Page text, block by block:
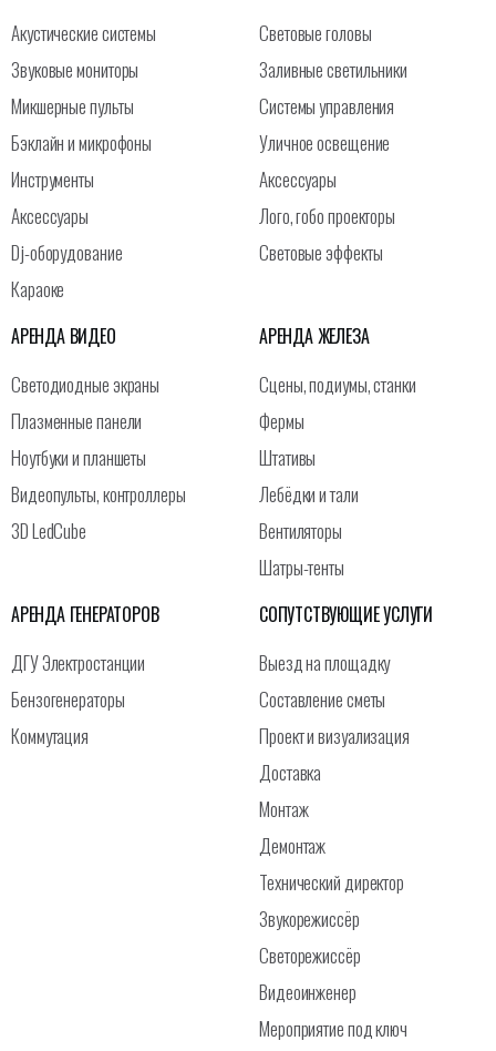
Акустические системы
Звуковые мониторы
Микшерные пульты
Бэклайн и микрофоны
Инструменты
Аксессуары
Dj-оборудование
Караоке
Световые головы
Заливные светильники
Системы управления
Уличное освещение
Аксессуары
Лого, гобо проекторы
Световые эффекты
АРЕНДА ВИДЕО
Светодиодные экраны
Плазменные панели
Ноутбуки и планшеты
Видеопульты, контроллеры
3D LedCube
АРЕНДА ЖЕЛЕЗА
Сцены, подиумы, станки
Фермы
Штативы
Лебёдки и тали
Вентиляторы
Шатры-тенты
АРЕНДА ГЕНЕРАТОРОВ
ДГУ Электростанции
Бензогенераторы
Коммутация
СОПУТСТВУЮЩИЕ УСЛУГИ
Выезд на площадку
Составление сметы
Проект и визуализация
Доставка
Монтаж
Демонтаж
Технический директор
Звукорежиссёр
Светорежиссёр
Видеоинженер
Мероприятие под ключ